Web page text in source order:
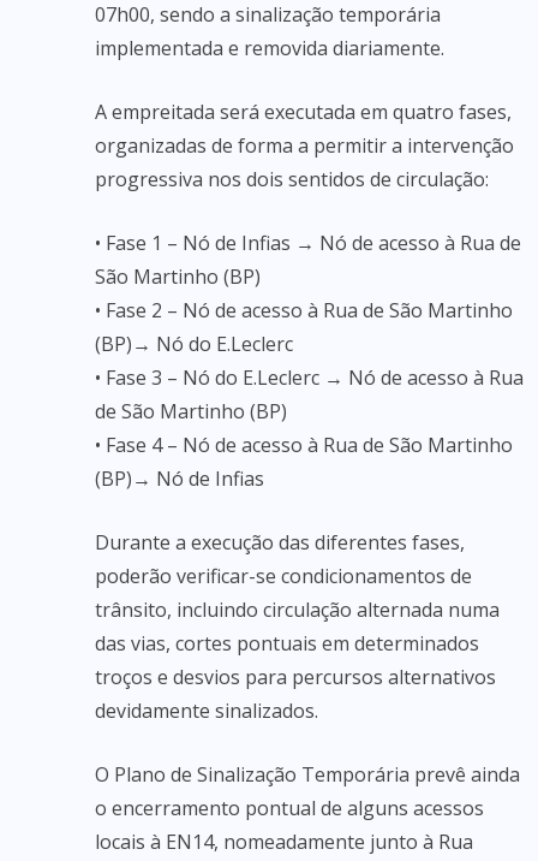
07h00, sendo a sinalização temporária
implementada e removida diariamente.
A empreitada será executada em quatro fases,
organizadas de forma a permitir a intervenção
progressiva nos dois sentidos de circulação:
• Fase 1 – Nó de Infias → Nó de acesso à Rua de
São Martinho (BP)
• Fase 2 – Nó de acesso à Rua de São Martinho
(BP)→ Nó do E.Leclerc
• Fase 3 – Nó do E.Leclerc → Nó de acesso à Rua
de São Martinho (BP)
• Fase 4 – Nó de acesso à Rua de São Martinho
(BP)→ Nó de Infias
Durante a execução das diferentes fases,
poderão verificar-se condicionamentos de
trânsito, incluindo circulação alternada numa
das vias, cortes pontuais em determinados
troços e desvios para percursos alternativos
devidamente sinalizados.
O Plano de Sinalização Temporária prevê ainda
o encerramento pontual de alguns acessos
locais à EN14, nomeadamente junto à Rua